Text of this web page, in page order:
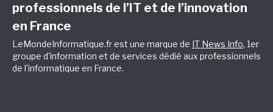
professionnels de l’IT et de l’innovation
en France
LeMondeInformatique.fr est une marque de IT News Info, 1er
groupe d'information et de services dédié aux professionnels
de l'informatique en France.